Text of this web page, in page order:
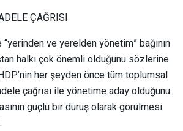
ÇAĞRISI
ve yerelden yönetim” bağının
halkı çok önemli olduğunu sözlerine
her şeyden önce tüm toplumsal
çağrısı ile yönetime aday olduğunu
güçlü bir duruş olarak görülmesi